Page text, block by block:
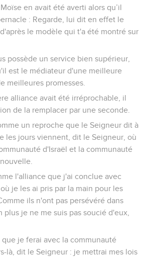
en avait été averti alors qu’il
: Regarde, lui dit en effet le
le modèle qui t'a été montré sur
possède un service bien supérieur,
est le médiateur d'une meilleure
meilleures promesses.
alliance avait été irréprochable, il
de la remplacer par une seconde.
un reproche que le Seigneur dit à
les jours viennent, dit le Seigneur, où
d'Israël et la communauté
l'alliance que j'ai conclue avec
je les ai pris par la main pour les
ils n'ont pas persévéré dans
plus je ne me suis pas soucié d'eux,
je ferai avec la communauté
là, dit le Seigneur : je mettrai mes lois